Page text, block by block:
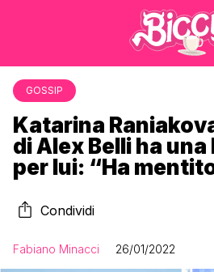
GOSSIP
Katarina
di Alex Belli ha
per lui: “Ha
Condividi
Fabiano Minacci 26/01/2022